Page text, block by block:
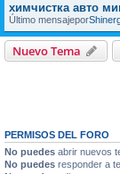
химчистка авто
Último mensajepor
Nuevo Tema
PERMISOS DEL FORO
No puedes abrir nuevos
No puedes responder a